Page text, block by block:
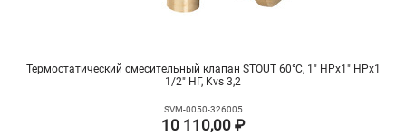
Термостатический смесительный клапан STOUT 60°C, 1" НРх1" НРх1
1/2" НГ, Kvs 3,2
SVM-0050-326005
10 110,00 ₽